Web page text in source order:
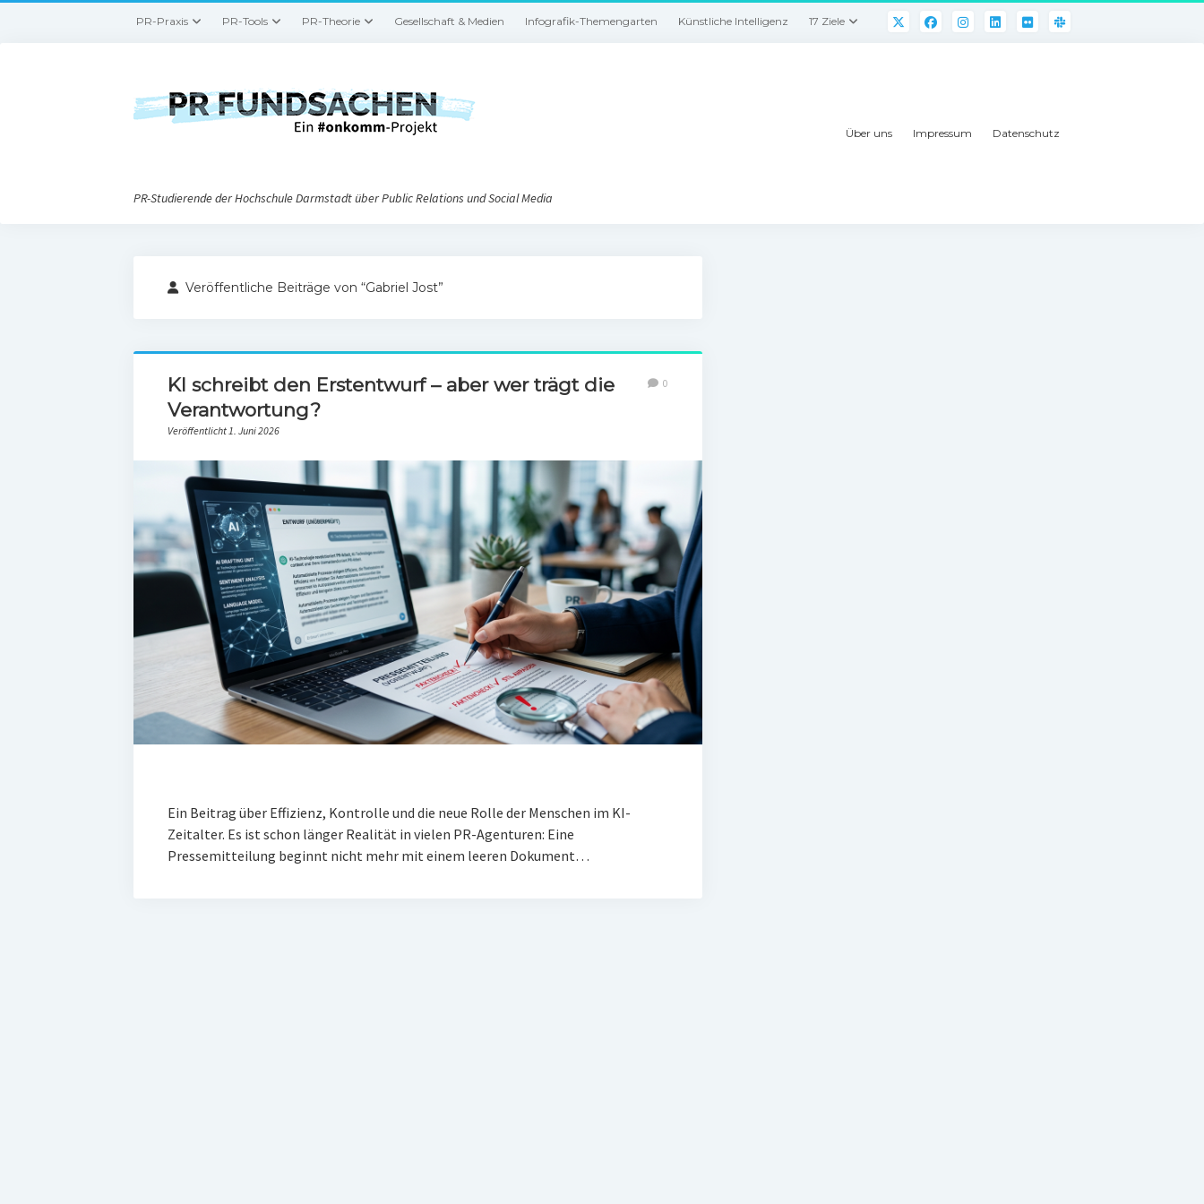
PR-Praxis PR-Tools PR-Theorie Gesellschaft & Medien Infografik-Themengarten Künstliche Intelligenz 17 Ziele
PR-Studierende der Hochschule Darmstadt über Public Relations und Social Media
Über uns Impressum Datenschutz
Veröffentliche Beiträge von “Gabriel Jost”
KI schreibt den Erstentwurf – aber wer trägt die
Verantwortung?
Veröffentlicht 1. Juni 2026
0
Ein Beitrag über Effizienz, Kontrolle und die neue Rolle der Menschen im KI-
Zeitalter. Es ist schon länger Realität in vielen PR-Agenturen: Eine
Pressemitteilung beginnt nicht mehr mit einem leeren Dokument…